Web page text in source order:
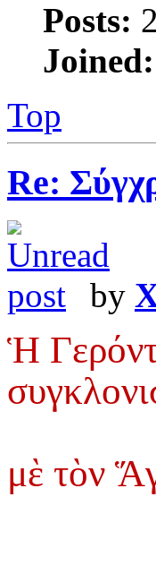
Posts:
Joined:
Top
Re:
by
Ἡ
μὲ τὸν